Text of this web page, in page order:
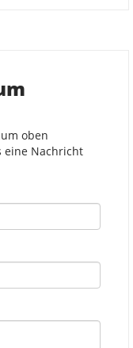
oben
eine Nachricht